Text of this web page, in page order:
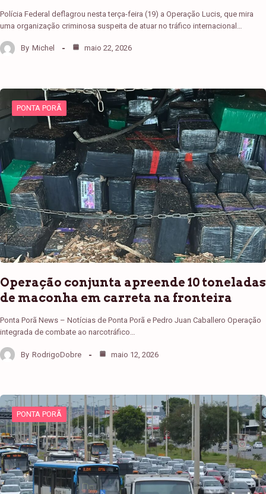
Polícia Federal deflagrou nesta terça-feira (19) a Operação Lucis, que mira
uma organização criminosa suspeita de atuar no tráfico internacional…
By Michel maio 22, 2026
PONTA PORÃ
Operação conjunta apreende 10 toneladas
de maconha em carreta na fronteira
Ponta Porã News – Notícias de Ponta Porã e Pedro Juan Caballero Operação
integrada de combate ao narcotráfico…
By RodrigoDobre maio 12, 2026
PONTA PORÃ